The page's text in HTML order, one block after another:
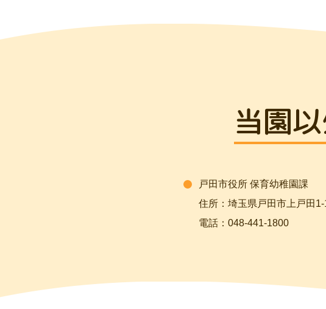
当園
戸田市役所 保育幼稚園課
住所：埼玉県戸田市上戸田1-
電話：048-441-1800